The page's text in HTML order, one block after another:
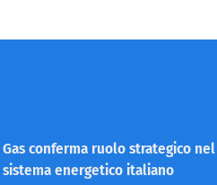
Gas conferma ruolo strategico nel
sistema energetico italiano